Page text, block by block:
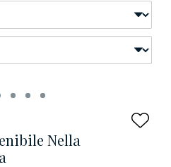
Nella